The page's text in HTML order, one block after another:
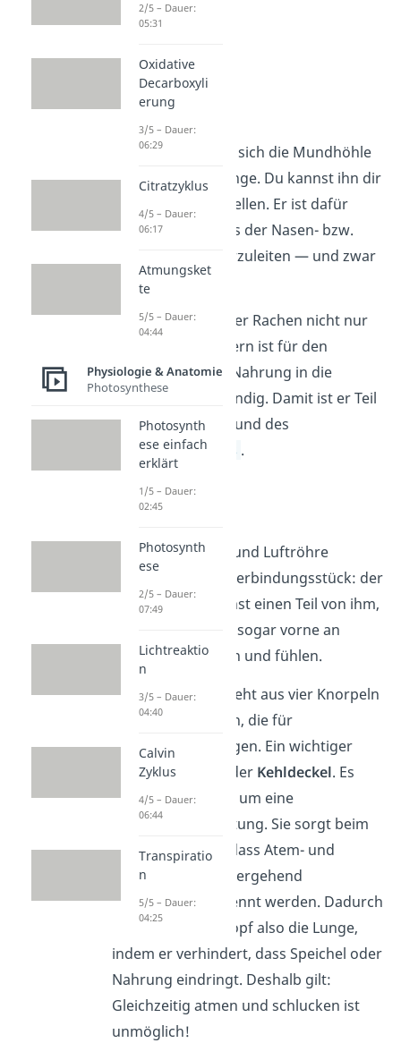
Rachen
Rachen
treffen sich die Mundhöhle
bzw. die Nasengänge. Du kannst ihn dir
als Schlauch vorstellen. Er ist dafür
zuständig, Luft aus der Nasen- bzw.
Mundhöhle weiterzuleiten — und zwar
an die Luftröhre.
Außerdem dient der Rachen nicht nur
als Luftweg, sondern ist für den
Transport deiner Nahrung in die
Speiseröhre zuständig. Damit ist er Teil
des Atemsystems und des
Verdauungstrakts .
Kehlkopf
Zwischen Rachen und Luftröhre
befindet sich ein Verbindungsstück: der
Kehlkopf. Du kannst einen Teil von ihm,
den ‚Adamsapfel‘, sogar vorne an
deinem Hals sehen und fühlen.
Der Kehlkopf besteht aus vier Knorpeln
und zwei Gelenken, die für
Beweglichkeit sorgen. Ein wichtiger
Knorpel ist dabei der Kehldeckel. Es
handelt sich dabei um eine
Verschlusseinrichtung. Sie sorgt beim
Schlucken dafür, dass Atem- und
Speisewege vorübergehend
voneinander getrennt werden. Dadurch
schützt der Kehlkopf also die Lunge,
indem er verhindert, dass Speichel oder
Nahrung eindringt. Deshalb gilt:
Gleichzeitig atmen und schlucken ist
unmöglich!
2/5 – Dauer:
05:31
Oxidative
Decarboxyli
erung
3/5 – Dauer:
06:29
Citratzyklus
4/5 – Dauer:
06:17
Atmungsket
te
5/5 – Dauer:
04:44
Physiologie & Anatomie
Photosynthese
Photosynth
ese einfach
erklärt
1/5 – Dauer:
02:45
Photosynth
ese
2/5 – Dauer:
07:49
Lichtreaktio
n
3/5 – Dauer:
04:40
Calvin
Zyklus
4/5 – Dauer:
06:44
Transpiratio
n
5/5 – Dauer:
04:25